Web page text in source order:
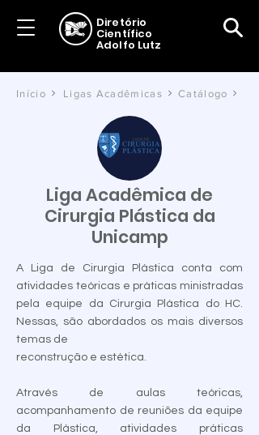
Diretório
Científico
Adolfo Lutz
Início Ligas Acadêmicas Catálogo
Liga Acadêmica de
Cirurgia Plástica da
Unicamp
A Liga de Cirurgia Plástica conta com
atividades teóricas e práticas ministradas
pela equipe da Cirurgia Plástica do HC.
Nessas, são abordados os mais diversos
temas de
reconstrução e estética.
Através de aulas teóricas,
acompanhamento de reuniões da equipe
da Plástica, atividades práticas